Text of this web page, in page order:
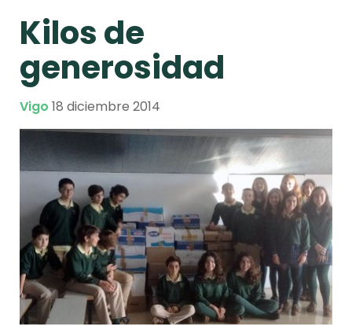
Kilos de
generosidad
Vigo 18 diciembre 2014